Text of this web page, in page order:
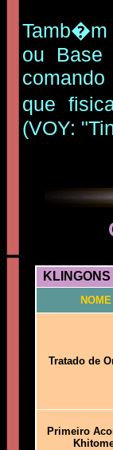
Tamb�m
ou Base
que
(VOY:
KLINGONS
NOME
Tratado de
Primeiro